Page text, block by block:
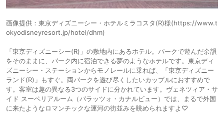
画像提供：東京ディズニーシー・ホテルミラコスタ(R)様(https://www.t
okyodisneyresort.jp/hotel/dhm)
「東京ディズニーシー(R)」の敷地内にあるホテル。パークで遊んだ余韻
をそのままに、パーク内に宿泊できる夢のようなホテルです。東京ディ
ズニーシー・ステーションからモノレールに乗れば、「東京ディズニー
ランド(R)」もすぐ。両パークを遊び尽くしたいカップルにおすすめで
す。客室は趣の異なる3つのサイドに分かれています。ヴェネツィア・サ
イド スーペリアルーム（パラッツォ・カナルビュー）では、まるで外国
に来たようなロマンチックな運河の街並みを眺められますよ♡